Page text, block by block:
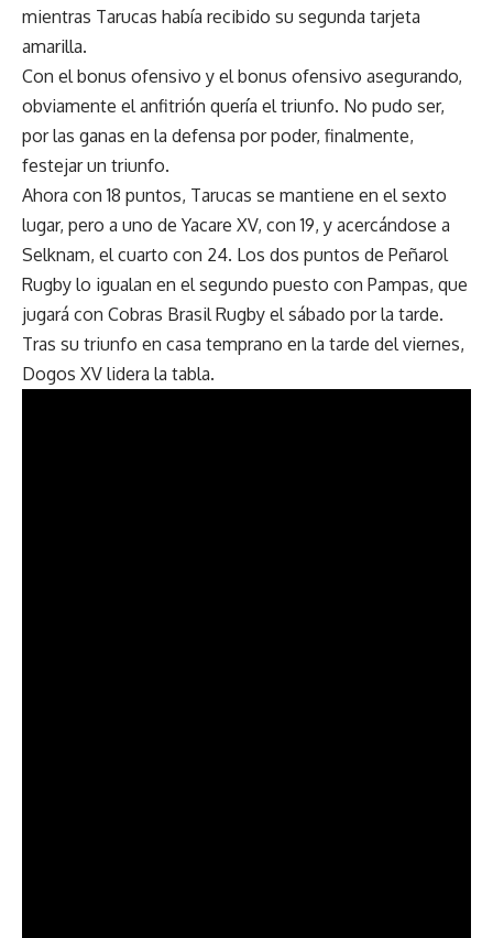
mientras Tarucas había recibido su segunda tarjeta
amarilla.
Con el bonus ofensivo y el bonus ofensivo asegurando,
obviamente el anfitrión quería el triunfo. No pudo ser,
por las ganas en la defensa por poder, finalmente,
festejar un triunfo.
Ahora con 18 puntos, Tarucas se mantiene en el sexto
lugar, pero a uno de Yacare XV, con 19, y acercándose a
Selknam, el cuarto con 24. Los dos puntos de Peñarol
Rugby lo igualan en el segundo puesto con Pampas, que
jugará con Cobras Brasil Rugby el sábado por la tarde.
Tras su triunfo en casa temprano en la tarde del viernes,
Dogos XV lidera la tabla.